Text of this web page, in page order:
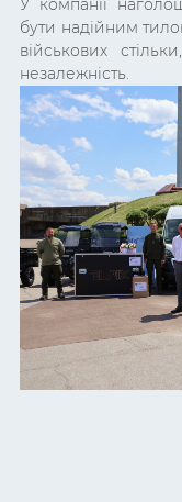
У компанії
бути надійним
військових
незалежність.